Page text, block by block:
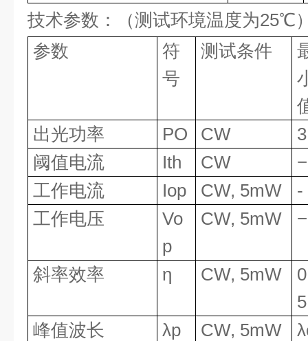
技术参数：（测试环境温度为25℃
参数
符
号
测试条件
出光功率
PO CW
3
阈值电流
Ith CW
−
工作电流
Iop CW, 5mW
-
工作电压
Vo
p
CW, 5mW −
斜率效率 η CW, 5mW
5
峰值波长
λp
CW, 5mW